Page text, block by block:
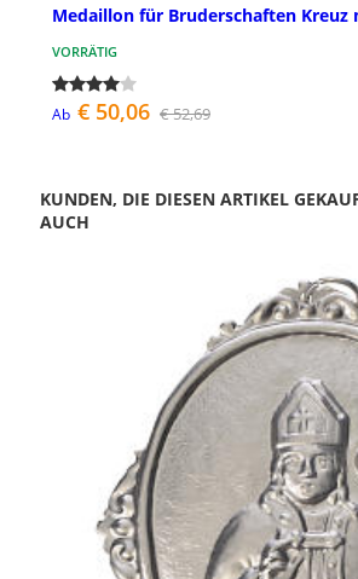
Medaillon für Bruderschaften Kreuz
VORRÄTIG
Ab € 50,06 € 52,69
KUNDEN, DIE DIESEN ARTIKEL
AUCH